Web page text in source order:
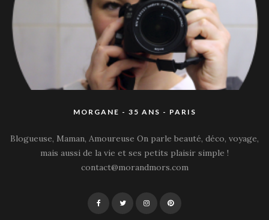
MORGANE - 35 ANS - PARIS
Blogueuse, Maman, Amoureuse On parle beauté, déco, voyage,
mais aussi de la vie et ses petits plaisir simple !
contact@morandmors.com